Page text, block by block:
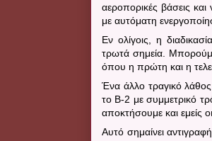
αεροπορικές βάσεις
με αυτόματη
Εν ολίγοις, η
τρωτά σημεία.
όπου η πρώτη και η
Ένα άλλο τραγικό
το B-2 με συμμετρικό
αποκτήσουμε και εμείς
Αυτό σημαίνει